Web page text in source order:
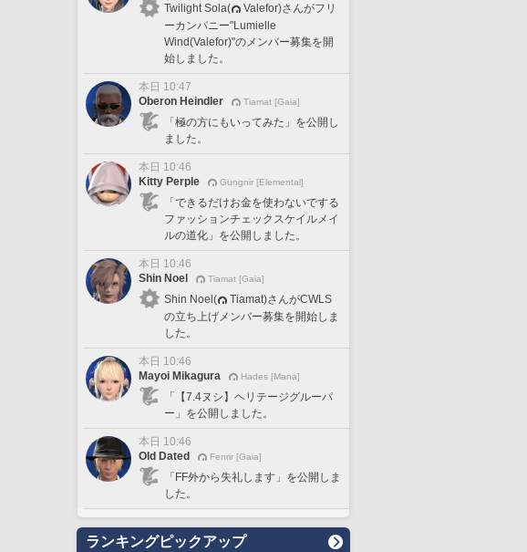
Twilight Sola(
Valefor)さんがフリ
ーカンパニー"Lumielle
Wind(Valefor)"のメンバー募集を開
始しました。
本日 10:47
Oberon Heindler
Tiamat [Gaia]
「極の方にもいってみた」を公開し
ました。
本日 10:46
Kitty Perple
Gungnir [Elemental]
「できるだけお金を使わないでする
ファッションチェックスケイルメイ
ルの道化」を公開しました。
本日 10:46
Shin Noel
Tiamat [Gaia]
Shin Noel(
Tiamat)さんがCWLS
の立ち上げメンバー募集を開始しま
した。
本日 10:46
Mayoi Mikagura
Hades [Mana]
「【7.4ヌシ】ヘリテージグルーパ
ー」を公開しました。
本日 10:46
Old Dated
Fenrir [Gaia]
「FF外から失礼します」を公開しま
した。
ランキングピックアップ